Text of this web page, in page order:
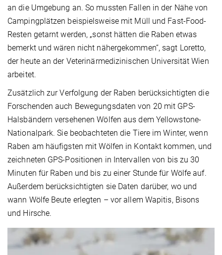
an die Umgebung an. So mussten Fallen in der Nähe von
Campingplätzen beispielsweise mit Müll und Fast-Food-
Resten getarnt werden, „sonst hätten die Raben etwas
bemerkt und wären nicht nähergekommen“, sagt Loretto,
der heute an der Veterinärmedizinischen Universität Wien
arbeitet.
Zusätzlich zur Verfolgung der Raben berücksichtigten die
Forschenden auch Bewegungsdaten von 20 mit GPS-
Halsbändern versehenen Wölfen aus dem Yellowstone-
Nationalpark. Sie beobachteten die Tiere im Winter, wenn
Raben am häufigsten mit Wölfen in Kontakt kommen, und
zeichneten GPS-Positionen in Intervallen von bis zu 30
Minuten für Raben und bis zu einer Stunde für Wölfe auf.
Außerdem berücksichtigten sie Daten darüber, wo und
wann Wölfe Beute erlegten – vor allem Wapitis, Bisons
und Hirsche.